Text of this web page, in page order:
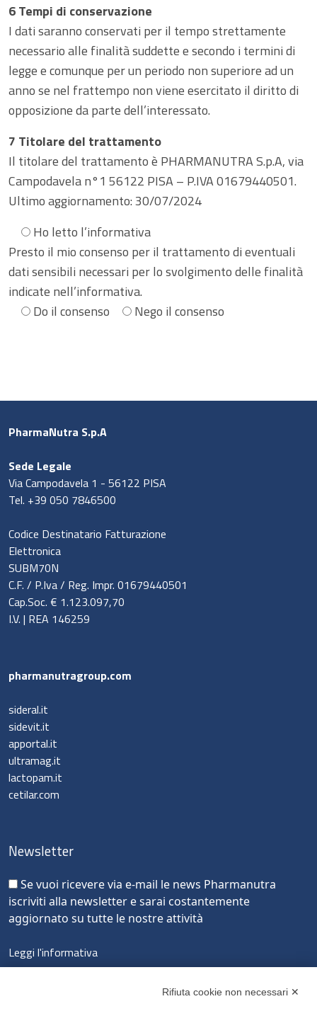
Gastroenterologia
Ginecologia e Ostetricia
Medicina dello sport
Nefrologia
Oncologia
Nutrizione e Metabolismo
Ortopedia e Traumatologia
Carenza di ferro
Infiammazioni
Minerali e vitamine
Muscoli e articolazioni
News & Eventi
Nutrizione sportiva
Prodotti oftalmici
6 Tempi di conservazione
I dati saranno conservati per il tempo strettamente
necessario alle finalità suddette e secondo i termini di
legge e comunque per un periodo non superiore ad un
anno se nel frattempo non viene esercitato il diritto di
opposizione da parte dell’interessato.
7 Titolare del trattamento
Il titolare del trattamento è PHARMANUTRA S.p.A, via
Campodavela n°1 56122 PISA – P.IVA 01679440501.
Ultimo aggiornamento: 30/07/2024
Ho letto l’informativa
Presto il mio consenso per il trattamento di eventuali
dati sensibili necessari per lo svolgimento delle finalità
indicate nell’informativa.
Do il consenso
Nego il consenso
PharmaNutra S.p.A
Sede Legale
Via Campodavela 1 - 56122 PISA
Tel. +39 050 7846500
Codice Destinatario Fatturazione
Elettronica
SUBM70N
C.F. / P.Iva / Reg. Impr. 01679440501
Cap.Soc. € 1.123.097,70
I.V. | REA 146259
pharmanutragroup.com
sideral.it
sidevit.it
apportal.it
ultramag.it
lactopam.it
cetilar.com
Newsletter
Se vuoi ricevere via e-mail le news Pharmanutra
iscriviti alla newsletter e sarai costantemente
aggiornato su tutte le nostre attività
Leggi l'informativa
Rifiuta cookie non necessari ✕